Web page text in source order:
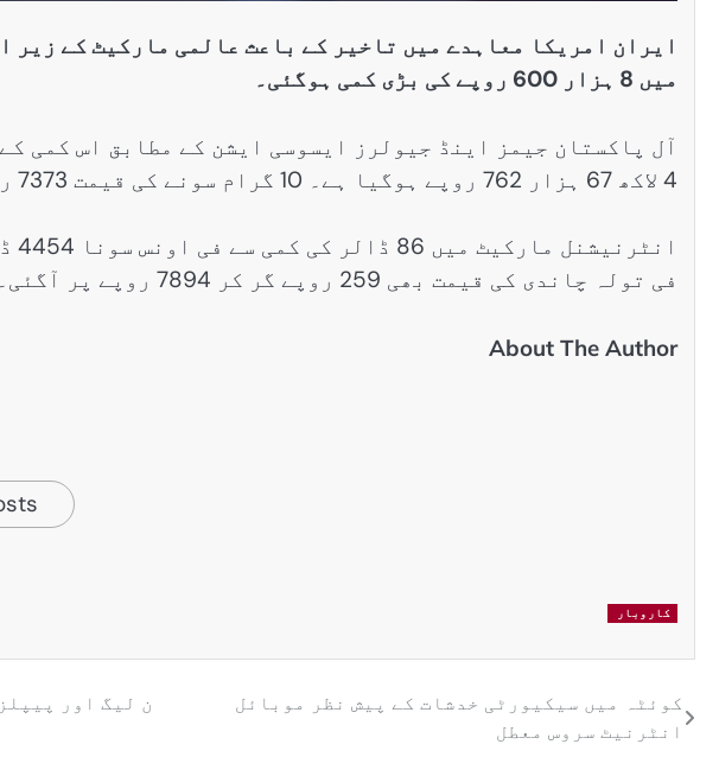
ایران امریکا معاہدے میں تاخیر کے باعث عالمی مارکیٹ کے زیر
میں 8 ہزار 600 روپے کی بڑی کمی ہوگئی۔
آل پاکستان جیمز اینڈ جیولرز ایسوسی ایشن کے مطابق اس کمی
4 لاکھ 67 ہزار 762 روپے ہوگیا ہے۔ 10 گرام سونے کی قیمت 7373 روپےکم ہوکر 401030 روپے ہوگئی۔
فی تولہ چاندی کی قیمت بھی 259 روپے گر کر 7894 روپے پر آگئی۔
About The Author
کاروبار
کوئٹہ میں سیکیورٹی خدشات کے پیش نظر موبائل
انٹرنیٹ سروس معطل
ن لیگ اور